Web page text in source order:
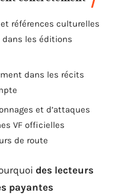
références culturelles
les éditions
dans les récits
et d’attaques
VF officielles
de route
des lecteurs
payantes